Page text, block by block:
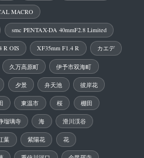
MACRO
smc PENTAX-DA 40mmF2.8 Limited
R OIS XF35mm F1.4 R カエデ
久万高原町 伊予市双海町
夕景 弁天池 彼岸花
東温市 桜 棚田
瑠璃寺 海 滑川渓谷
葉 紫陽花 花